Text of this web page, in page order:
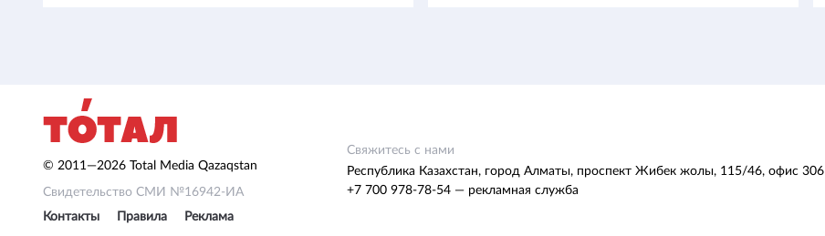
© 2011—2026 Total Media Qazaqstan
Свидетельство СМИ №16942-ИА
Контакты
Правила Реклама
Свяжитесь с нами
Республика Казахстан, город Алматы, проспект Жибек жолы, 115/46, офис 306
+7 700 978-78-54 — рекламная служба